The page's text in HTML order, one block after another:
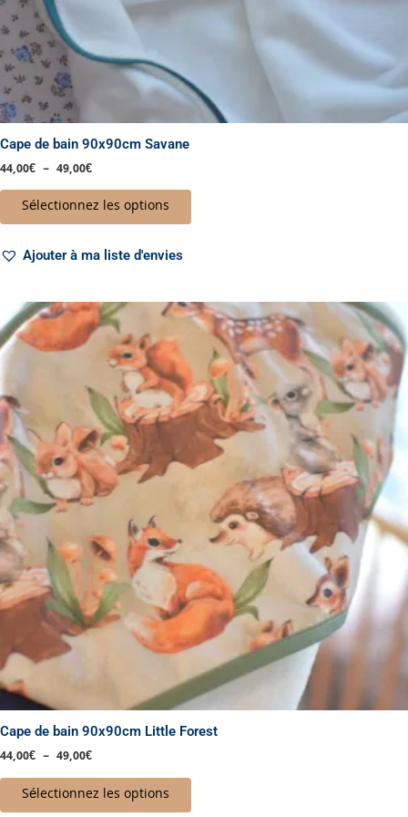
Cape de bain 90x90cm Savane
44,00€ – 49,00€
Sélectionnez les options
du
Ajouter à ma liste d'envies
Cape de bain 90x90cm Little Forest
44,00€ – 49,00€
Plage
de
prix :
44,00€
49,00€
Sélectionnez les options
Ce
produit
plusieurs
variations.
Les
options
peuvent
choisies
page
du
produit